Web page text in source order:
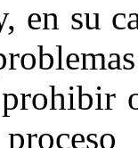
en su